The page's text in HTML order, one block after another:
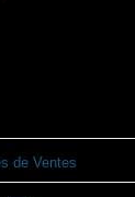
de Ventes